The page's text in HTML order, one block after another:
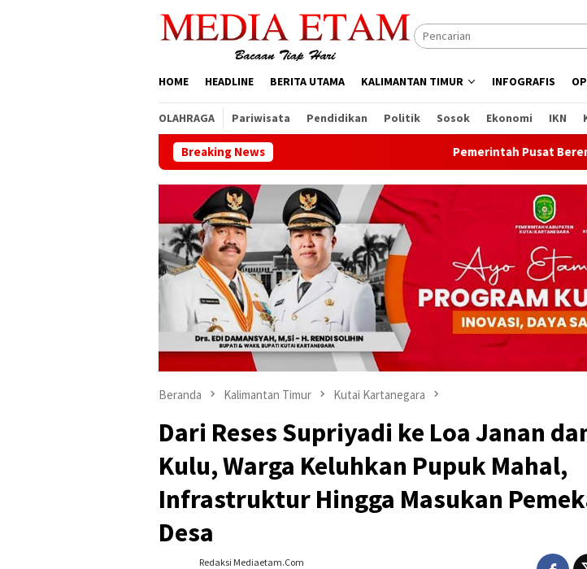
HOME HEADLINE BERITA UTAMA KALIMANTAN TIMUR INFOGRAFIS
OLAHRAGA Pariwisata Pendidikan Politik Sosok Ekonomi IKN
Breaking News Pemerintah Pusat Berencana Buka 13
Beranda Kalimantan Timur Kutai Kartanegara
Dari Reses Supriyadi ke Loa Janan
Kulu, Warga Keluhkan Pupuk Mahal,
Infrastruktur Hingga Masukan
Desa
Redaksi Mediaetam.com